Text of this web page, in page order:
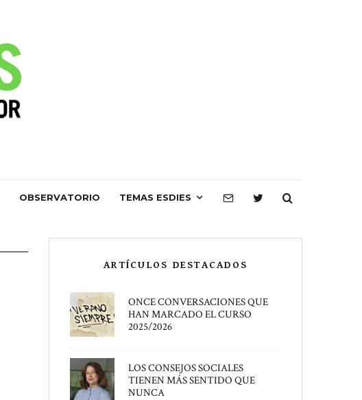
OBSERVATORIO TEMAS ESDIES
ARTÍCULOS DESTACADOS
ONCE CONVERSACIONES QUE
HAN MARCADO EL CURSO
2025/2026
LOS CONSEJOS SOCIALES
TIENEN MÁS SENTIDO QUE
NUNCA